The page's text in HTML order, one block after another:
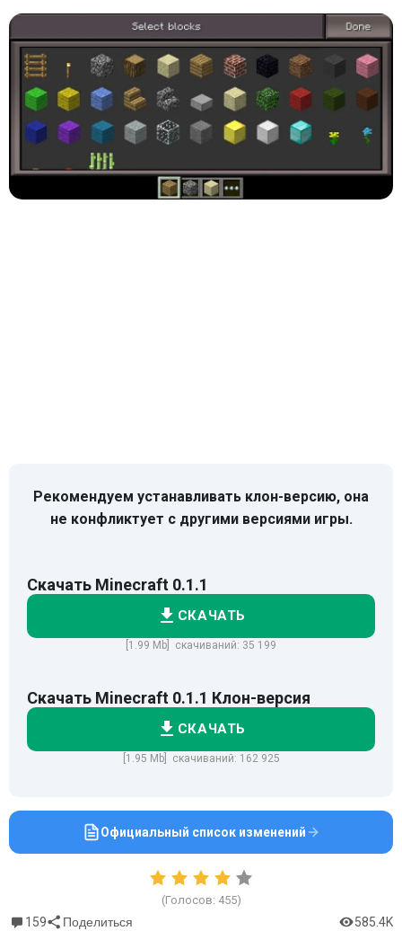
Рекомендуем устанавливать клон-версию, она
не конфликтует с другими версиями игры.
Скачать Minecraft 0.1.1
СКАЧАТЬ
[1.99 Mb] скачиваний: 35 199
Скачать Minecraft 0.1.1 Клон-версия
СКАЧАТЬ
[1.95 Mb] скачиваний: 162 925
Официальный список изменений
(Голосов: 455)
159 Поделиться 585.4K